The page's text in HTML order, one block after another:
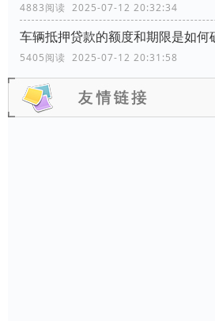
4883阅读 2025-07-12 20:32:34
车辆抵押贷款的额度和期限是如何
5405阅读 2025-07-12 20:31:58